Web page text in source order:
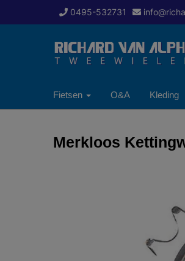
0495-532731
Fietsen O&A Kleding
Merkloos